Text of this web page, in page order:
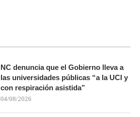
NC denuncia que el Gobierno lleva a
las universidades públicas “a la UCI y
con respiración asistida”
04/08/2026